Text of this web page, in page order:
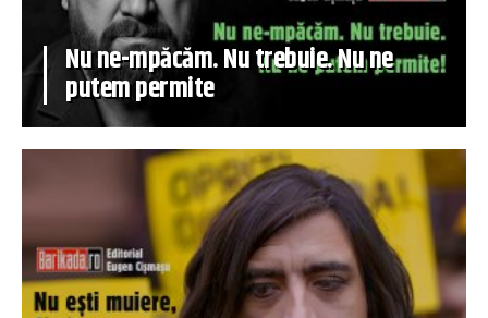
Nu ne-mpăcăm. Nu trebuie. Nu ne
putem permite